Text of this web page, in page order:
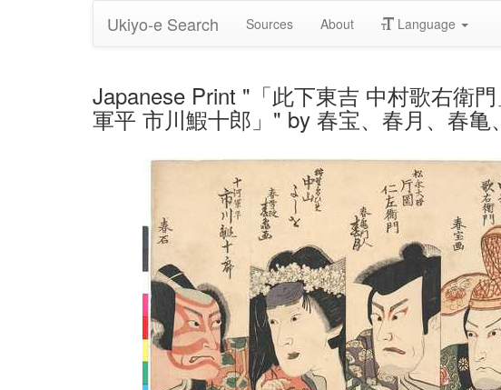
Ukiyo-e Search Sources About Language
Japanese Print "「此下東吉 中村歌右衛
軍平 市川鰕十郎」" by 春宝、春月、春亀